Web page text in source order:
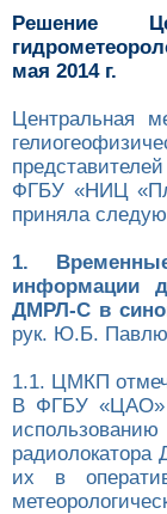
Решение
мая 2014 г.
Центральная
ФГБУ «НИЦ
приняла
1.
информации
ДМРЛ-С в
рук. Ю.Б.
1.1. ЦМКП
В ФГБУ «ЦАО»
радиолокатора
их в